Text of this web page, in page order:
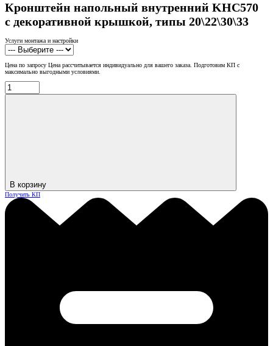
Кронштейн напольный внутренний KHC570
с декоративной крышкой, типы 20\22\30\33
Услуги монтажа и настройки
Цена по запросу Цена рассчитывается индивидуально для вашего заказа. Подготовим КП с
максимально выгодными условиями.
В корзину
Получить КП